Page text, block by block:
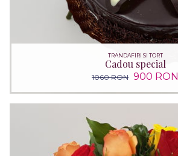
TRANDAFIRI SI TORT
Cadou special
1060 RON 900 RON